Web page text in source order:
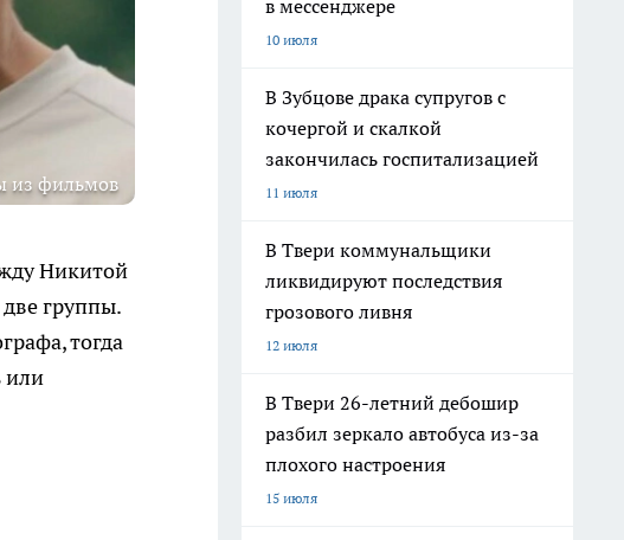
из фильмов
Никитой
группы.
тогда
или
в мессенджере
10 июля
В Зубцове драка супругов с
кочергой и скалкой
закончилась госпитализацией
11 июля
В Твери коммунальщики
ликвидируют последствия
грозового ливня
12 июля
В Твери 26-летний дебошир
разбил зеркало автобуса из-за
плохого настроения
15 июля